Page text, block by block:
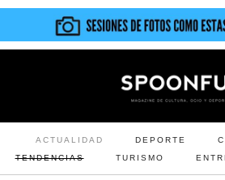
ACTUALIDAD DEPORTE
TENDENCIAS
TURISMO